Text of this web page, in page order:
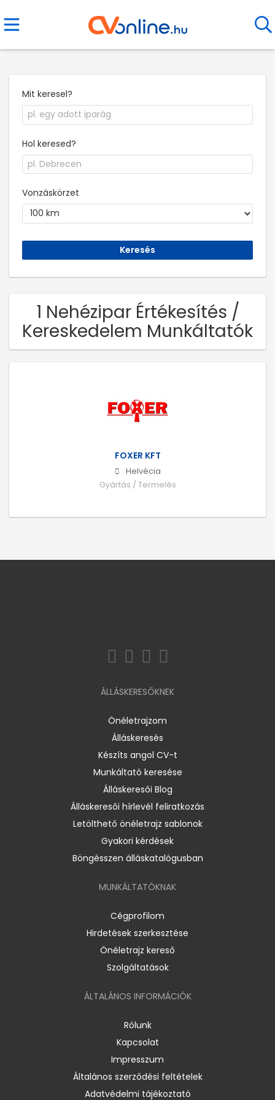
Mit keresel?
Hol keresed?
Vonzáskörzet
1 Nehézipar Értékesítés /
Kereskedelem Munkáltatók
FOXER KFT
Helvécia
Gyártás / Termelés
ÁLLÁSKERESŐKNEK
Önéletrajzom
Álláskeresés
Készíts angol CV-t
Munkáltató keresése
Álláskeresői Blog
Álláskeresői hírlevél feliratkozás
Letölthető önéletrajz sablonok
Gyakori kérdések
Böngésszen álláskatalógusban
MUNKÁLTATÓKNAK
Cégprofilom
Hirdetések szerkesztése
Önéletrajz kereső
Szolgáltatások
ÁLTALÁNOS INFORMÁCIÓK
Rólunk
Kapcsolat
Impresszum
Általános szerződési feltételek
Adatvédelmi tájékoztató